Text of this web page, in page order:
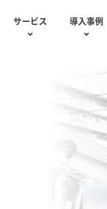
サービス
AIソリュー
SHIFT DQS for
エンジニアリン
AI駆動型 業務
AI BPaaS
AI CoE推進・
導入事例
テスト計画書の
技術的な講座の